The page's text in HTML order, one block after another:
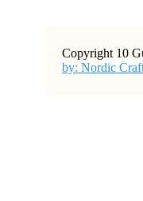
Copyright 10
by: Nordic